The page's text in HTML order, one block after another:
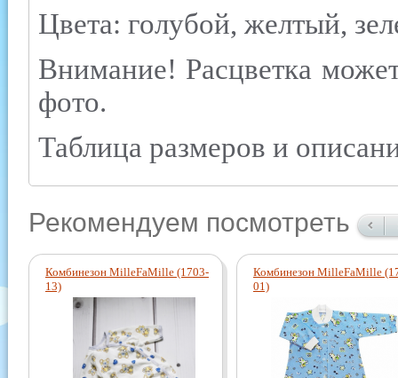
Цвета: голубой, желтый,
Внимание! Расцветка
фото.
Таблица размеров и
Рекомендуем посмотреть
Комбинезон MilleFaMille (1703-
13)
Комбинезон MilleFaMille
01)